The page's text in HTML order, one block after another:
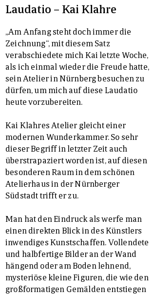
Laudatio – Kai Klahre
„Am Anfang steht doch immer die
Zeichnung“, mit diesem Satz
verabschiedete mich Kai letzte Woche,
als ich einmal wieder die Freude hatte,
sein Atelier in Nürnberg besuchen zu
dürfen, um mich auf diese Laudatio
heute vorzubereiten.
Kai Klahres Atelier gleicht einer
modernen Wunderkammer. So sehr
dieser Begriff in letzter Zeit auch
überstrapaziert worden ist, auf diesen
besonderen Raum in dem schönen
Atelierhaus in der Nürnberger
Südstadt trifft er zu.
Man hat den Eindruck als werfe man
einen direkten Blick in des Künstlers
inwendiges Kunstschaffen. Vollendete
und halbfertige Bilder an der Wand
hängend oder am Boden lehnend,
mysteriöse kleine Figuren, die wie den
großformatigen Gemälden entstiegen